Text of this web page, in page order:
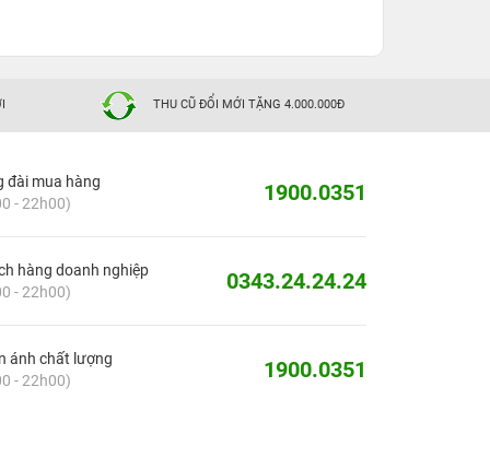
THU CŨ ĐỔI MỚI TẶNG 4.000.000Đ
đài mua hàng
- 22h00)
1900.0351
hàng doanh nghiệp
- 22h00)
0343.24.24.24
ánh chất lượng
- 22h00)
1900.0351